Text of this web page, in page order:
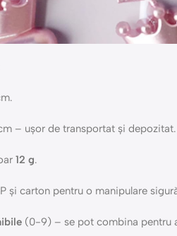
– ușor de transportat și depozitat.
12 g.
și carton pentru o manipulare
(0-9) – se pot combina pentru